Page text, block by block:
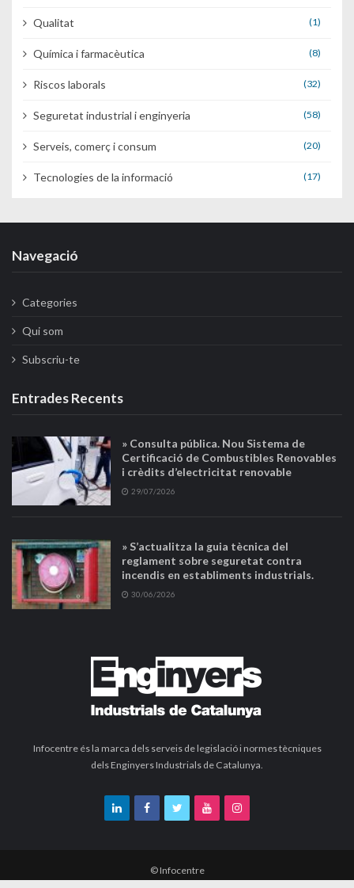
Qualitat (1)
Química i farmacèutica (8)
Riscos laborals (32)
Seguretat industrial i enginyeria (58)
Serveis, comerç i consum (20)
Tecnologies de la informació (17)
Navegació
Categories
Qui som
Subscriu-te
Entrades Recents
» Consulta pública. Nou Sistema de
Certificació de Combustibles Renovables
i crèdits d’electricitat renovable
29/07/2026
» S’actualitza la guia tècnica del
reglament sobre seguretat contra
incendis en establiments industrials.
30/06/2026
Infocentre és la marca dels serveis de legislació i normes tècniques
dels Enginyers Industrials de Catalunya.
© Infocentre